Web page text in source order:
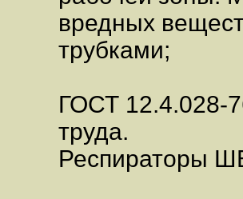
вредных
трубками;
ГОСТ 12.4.028-
труда.
Респираторы